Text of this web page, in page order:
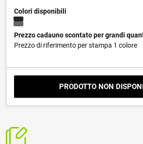
Colori disponibili
Prezzo cadauno scontato per grandi
Prezzo di riferimento per stampa 1 colore
PRODOTTO NON